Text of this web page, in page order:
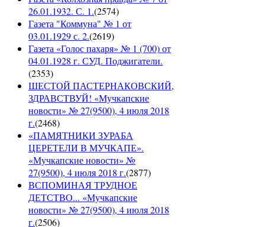
26.01.1932. С. 1.(2574)
Газета "Коммуна" № 1 от
03.01.1929 с. 2.(2619)
Газета «Голос пахаря» № 1 (700) от
04.01.1928 г. СУД. Поджигатели.
(2353)
ШЕСТОЙ ПАСТЕРНАКОВСКИЙ,
ЗДРАВСТВУЙ! «Мучкапские
новости» № 27(9500), 4 июля 2018
г.(2468)
«ПАМЯТНИКИ ЗУРАБА
ЦЕРЕТЕЛИ В МУЧКАПЕ».
«Мучкапские новости» №
27(9500), 4 июля 2018 г.(2877)
ВСПОМИНАЯ ТРУДНОЕ
ДЕТСТВО... «Мучкапские
новости» № 27(9500), 4 июля 2018
г.(2506)